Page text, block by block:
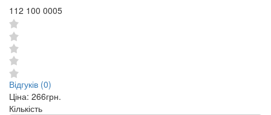
112 100 0005
Відгуків (0)
Ціна: 266грн.
Кількість